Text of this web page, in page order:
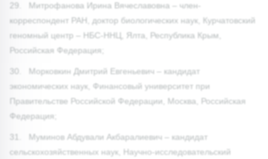
29. Митрофанова Ирина Вячеславовна – член-
корреспондент РАН, доктор биологических наук, Курчатовский
геномный центр – НБС-ННЦ, Ялта, Республика Крым,
Российская Федерация;
30. Морковкин Дмитрий Евгеньевич – кандидат
экономических наук, Финансовый университет при
Правительстве Российской Федерации, Москва, Российская
Федерация;
31. Муминов Абдували Акбаралиевич – кандидат
сельскохозяйственных наук, Научно-исследовательский